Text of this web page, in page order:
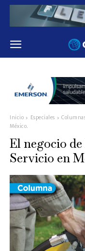
Inicio Especiales
México.
El negocio de
Servicio en